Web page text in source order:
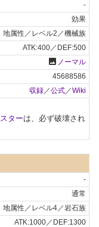
-
効果
地属性／レベル2／機械族
ATK:400／DEF:500
photo ノーマル
45688586
収録／公式／Wiki
ターは、必ず破壊され
-
通常
地属性／レベル4／岩石族
ATK:1000／DEF:1300